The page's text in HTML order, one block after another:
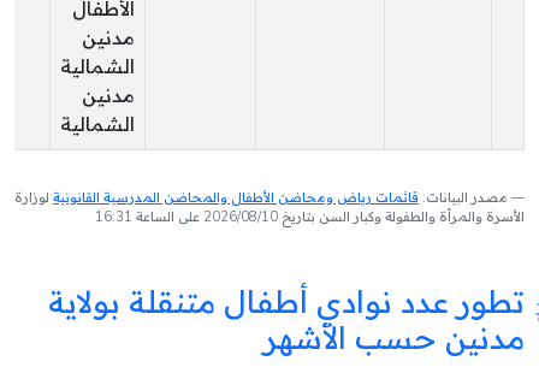
الأطفال
مدنين
الشمالية
مدنين
الشمالية
مصدر البيانات: قائمات رياض ومحاضن الأطفال والمحاضن المدرسية القانونية لوزارة
الأسرة والمرأة والطفولة وكبار السن بتاريخ 2026/08/10 على الساعة 16:31
تطور عدد نوادي أطفال متنقلة بولاية
مدنين حسب الأشهر